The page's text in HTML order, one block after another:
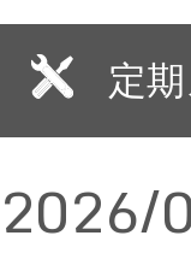
定
2026/